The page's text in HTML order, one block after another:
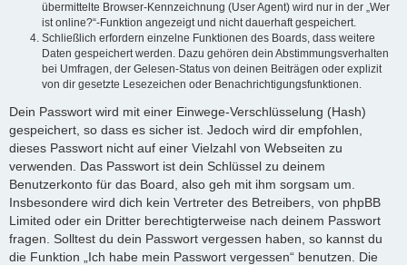
übermittelte Browser-Kennzeichnung (User Agent) wird nur in der „Wer
ist online?“-Funktion angezeigt und nicht dauerhaft gespeichert.
Schließlich erfordern einzelne Funktionen des Boards, dass weitere
Daten gespeichert werden. Dazu gehören dein Abstimmungsverhalten
bei Umfragen, der Gelesen-Status von deinen Beiträgen oder explizit
von dir gesetzte Lesezeichen oder Benachrichtigungsfunktionen.
Dein Passwort wird mit einer Einwege-Verschlüsselung (Hash)
gespeichert, so dass es sicher ist. Jedoch wird dir empfohlen,
dieses Passwort nicht auf einer Vielzahl von Webseiten zu
verwenden. Das Passwort ist dein Schlüssel zu deinem
Benutzerkonto für das Board, also geh mit ihm sorgsam um.
Insbesondere wird dich kein Vertreter des Betreibers, von phpBB
Limited oder ein Dritter berechtigterweise nach deinem Passwort
fragen. Solltest du dein Passwort vergessen haben, so kannst du
die Funktion „Ich habe mein Passwort vergessen“ benutzen. Die